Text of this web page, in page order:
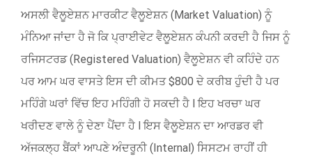
ਅਸਲੀ ਵੈਲੂਏਸ਼ਨ ਮਾਰਕੀਟ ਵੈਲੂਏਸ਼ਨ (Market Valuation) ਨੂੰ
ਮੰਨਿਆ ਜਾਂਦਾ ਹੈ ਜੋ ਕਿ ਪ੍ਰਾਈਵੇਟ ਵੈਲੂਏਸ਼ਨ ਕੰਪਨੀ ਕਰਦੀ ਹੈ ਜਿਸ ਨੂੰ
ਰਜਿਸਟਰਡ (Registered Valuation) ਵੈਲੂਏਸ਼ਨ ਵੀ ਕਹਿੰਦੇ ਹਨ
ਪਰ ਆਮ ਘਰ ਵਾਸਤੇ ਇਸ ਦੀ ਕੀਮਤ $800 ਦੇ ਕਰੀਬ ਹੁੰਦੀ ਹੈ ਪਰ
ਮਹਿੰਗੇ ਘਰਾਂ ਵਿੱਚ ਇਹ ਮਹਿੰਗੀ ਹੋ ਸਕਦੀ ਹੈ l ਇਹ ਖਰਚਾ ਘਰ
ਖਰੀਦਣ ਵਾਲੇ ਨੂੰ ਦੇਣਾ ਪੈਂਦਾ ਹੈ l ਇਸ ਵੈਲੂਏਸ਼ਨ ਦਾ ਆਰਡਰ ਵੀ
ਅੱਜਕਲ੍ਹ ਬੈਂਕਾਂ ਆਪਣੇ ਅੰਦਰੂਨੀ (Internal) ਸਿਸਟਮ ਰਾਹੀਂ ਹੀ